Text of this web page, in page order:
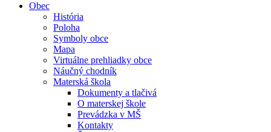
Obec
História
Poloha
Symboly obce
Mapa
Virtuálne prehliadky obce
Náučný chodník
Materská škola
Dokumenty a tlačivá
O materskej škole
Prevádzka v MŠ
Kontakty